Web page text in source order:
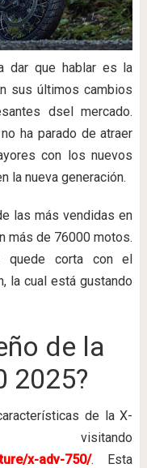
dar que hablar es la
sus últimos cambios
dsel mercado.
ha parado de atraer
con los nuevos
la nueva generación.
las más vendidas en
más de 76000 motos.
corta con el
la cual está gustando
de la
2025?
de la X-
x-adv-750/. Esta